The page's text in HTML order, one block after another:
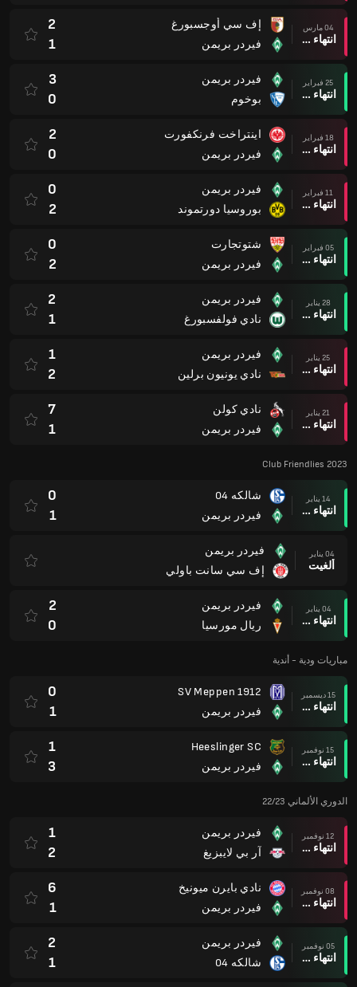
04 مارس
انتهاء وقت المباراة
إف سي أوجسبورغ
فيردر بريمن
2
1
25 فبراير
انتهاء وقت المباراة
فيردر بريمن
بوخوم
3
0
18 فبراير
انتهاء وقت المباراة
اينتراخت فرنكفورت
فيردر بريمن
2
0
11 فبراير
انتهاء وقت المباراة
فيردر بريمن
بوروسيا دورتموند
0
2
05 فبراير
انتهاء وقت المباراة
شتوتجارت
فيردر بريمن
0
2
28 يناير
انتهاء وقت المباراة
فيردر بريمن
نادي فولفسبورغ
2
1
25 يناير
انتهاء وقت المباراة
فيردر بريمن
نادي يونيون برلين
1
2
21 يناير
انتهاء وقت المباراة
نادي كولن
فيردر بريمن
7
1
Club Friendlies 2023
14 يناير
انتهاء وقت المباراة
شالكه 04
فيردر بريمن
0
1
04 يناير
ألغيت
فيردر بريمن
إف سي سانت باولي
04 يناير
انتهاء وقت المباراة
فيردر بريمن
ريال مورسيا
2
0
مباريات ودية - أندية
15 ديسمبر
انتهاء وقت المباراة
SV Meppen 1912
فيردر بريمن
0
1
15 نوفمبر
انتهاء وقت المباراة
Heeslinger SC
فيردر بريمن
1
3
الدوري الألماني 22/23
12 نوفمبر
انتهاء وقت المباراة
فيردر بريمن
آر بي لايبزيغ
1
2
08 نوفمبر
انتهاء وقت المباراة
نادي بايرن ميونيخ
فيردر بريمن
6
1
05 نوفمبر
انتهاء وقت المباراة
فيردر بريمن
شالكه 04
2
1